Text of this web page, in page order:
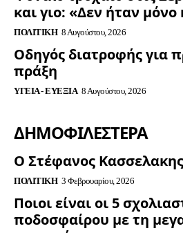
και γιο: «Δεν ήταν
ΠΟΛΙΤΙΚΉ 8 Αυγούστου, 2026
Οδηγός διατροφής για
πράξη
ΥΓΕΊΑ - ΕΥΕΞΊΑ 8 Αυγούστου, 2026
ΔΗΜΟΦΙΛΈΣΤΕΡΑ
Ο Στέφανος
ΠΟΛΙΤΙΚΉ 3 Φεβρουαρίου, 2026
Ποιοι είναι οι 5
ποδοσφαίρου με τη